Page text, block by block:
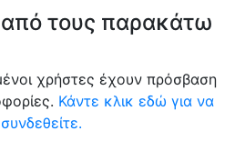
από τους παρακάτω
χρήστες έχουν πρόσβαση
Κάντε κλικ εδώ για να
συνδεθείτε.